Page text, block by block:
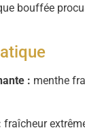
bouffée
: menthe
fraîcheur